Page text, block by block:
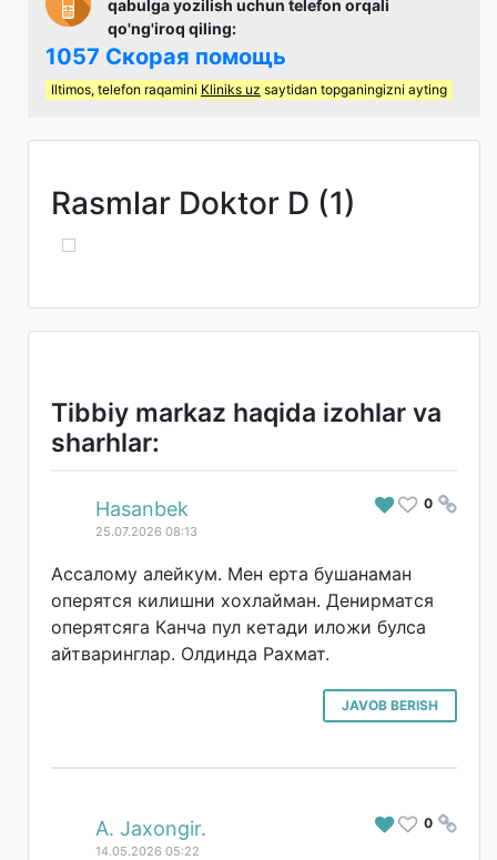
qabulga yozilish uchun telefon orqali
qo'ng'iroq qiling:
1057 Скорая помощь
Iltimos, telefon raqamini Kliniks uz saytidan topganingizni ayting
Rasmlar Doktor D (1)
Tibbiy markaz haqida izohlar va
sharhlar:
# 0
Hasanbek
25.07.2026 08:13
Ассалому алейкум. Мен ерта бушанаман
оперятся килишни хохлайман. Денирматся
оперятсяга Канча пул кетади иложи булса
айтваринглар. Олдинда Рахмат.
JAVOB BERISH
# 0
A. Jaxongir.
14.05.2026 05:22